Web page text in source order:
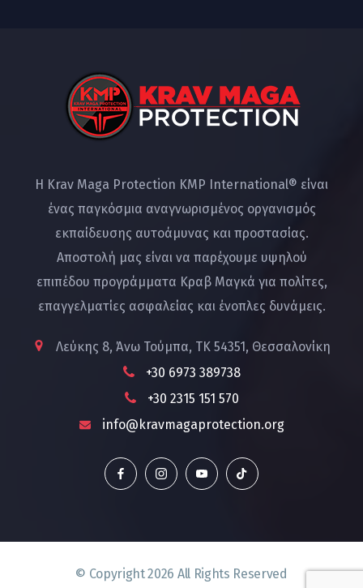
Η Krav Maga Protection KMP International® είναι
ένας παγκόσμια αναγνωρισμένος οργανισμός
εκπαίδευσης αυτοάμυνας και προστασίας.
Αποστολή μας είναι να παρέχουμε υψηλού
επιπέδου προγράμματα Κραβ Μαγκά για πολίτες,
επαγγελματίες ασφαλείας και ένοπλες δυνάμεις.
Λεύκης 8, Άνω Τούμπα, ΤΚ 54351, Θεσσαλονίκη
+30 6973 389738
+30 2315 151 570
info@kravmagaprotection.org
© Copyright2026 All Rights Reserved